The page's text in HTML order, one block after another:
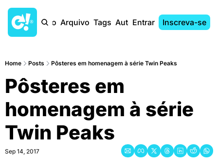
Início Arquivo Tags AutoresEntrar Inscreva-se
Home Posts Pôsteres em homenagem à série Twin Peaks
Pôsteres em
homenagem à série
Twin Peaks
Sep 14, 2017